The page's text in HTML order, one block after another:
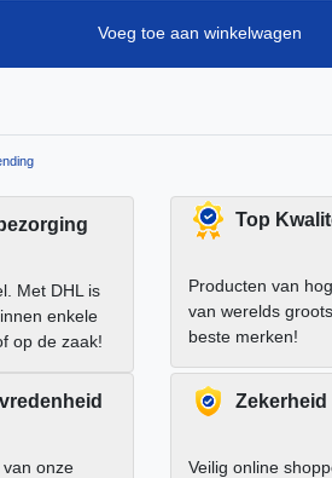
Voeg toe aan winkelwagen
Met DHL is
enkele
op de zaak!
Top
Producten van
van werelds
beste merken!
onze
Zekerheid
Veilig online